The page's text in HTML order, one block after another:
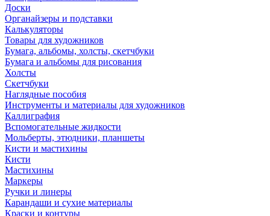
Доски
Органайзеры и подставки
Калькуляторы
Товары для художников
Бумага, альбомы, холсты, скетчбуки
Бумага и альбомы для рисования
Холсты
Скетчбуки
Наглядные пособия
Инструменты и материалы для художников
Каллиграфия
Вспомогательные жидкости
Мольберты, этюдники, планшеты
Кисти и мастихины
Кисти
Мастихины
Маркеры
Ручки и линеры
Карандаши и сухие материалы
Краски и контуры